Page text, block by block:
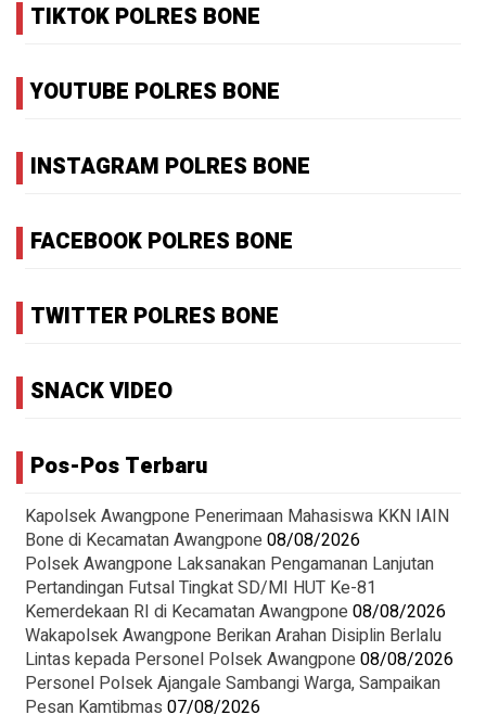
TIKTOK POLRES BONE
YOUTUBE POLRES BONE
INSTAGRAM POLRES BONE
FACEBOOK POLRES BONE
TWITTER POLRES BONE
SNACK VIDEO
Pos-Pos Terbaru
‎Kapolsek Awangpone Penerimaan Mahasiswa KKN IAIN
Bone di Kecamatan Awangpone08/08/2026
Polsek Awangpone Laksanakan Pengamanan Lanjutan
Pertandingan Futsal Tingkat SD/MI HUT Ke-81
Kemerdekaan RI di Kecamatan Awangpone08/08/2026
‎Wakapolsek Awangpone Berikan Arahan Disiplin Berlalu
Lintas kepada Personel Polsek Awangpone08/08/2026
Personel Polsek Ajangale Sambangi Warga, Sampaikan
Pesan Kamtibmas 07/08/2026